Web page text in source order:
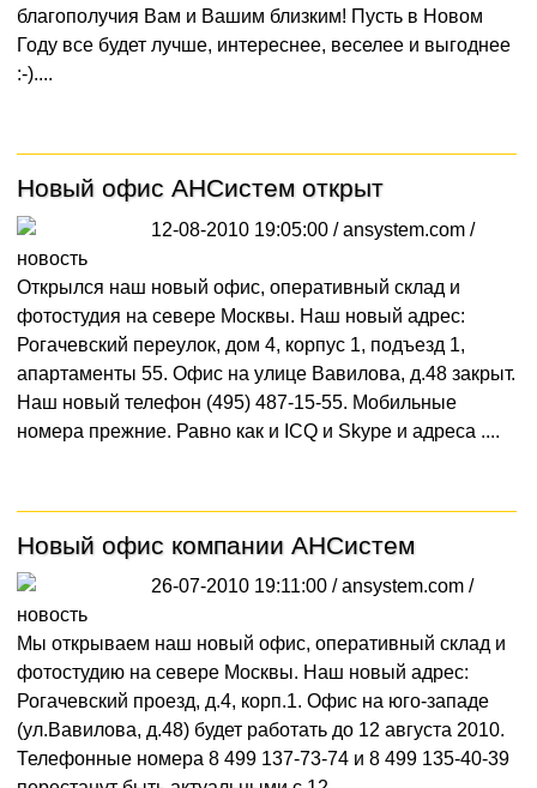
благополучия Вам и Вашим близким! Пусть в Новом
Году все будет лучше, интереснее, веселее и выгоднее
:-)....
Новый офис АНСистем открыт
12-08-2010 19:05:00 / ansystem.com /
новость
Открылся наш новый офис, оперативный склад и
фотостудия на севере Москвы. Наш новый адрес:
Рогачевский переулок, дом 4, корпус 1, подъезд 1,
апартаменты 55. Офис на улице Вавилова, д.48 закрыт.
Наш новый телефон (495) 487-15-55. Мобильные
номера прежние. Равно как и ICQ и Skype и адреса ....
Новый офис компании АНСистем
26-07-2010 19:11:00 / ansystem.com /
новость
Мы открываем наш новый офис, оперативный склад и
фотостудию на севере Москвы. Наш новый адрес:
Рогачевский проезд, д.4, корп.1. Офис на юго-западе
(ул.Вавилова, д.48) будет работать до 12 августа 2010.
Телефонные номера 8 499 137-73-74 и 8 499 135-40-39